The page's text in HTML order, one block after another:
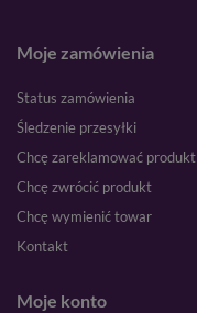
Moje zamówienia
Status zamówienia
Śledzenie przesyłki
Chcę zareklamować produkt
Chcę zwrócić produkt
Chcę wymienić towar
Kontakt
Moje konto